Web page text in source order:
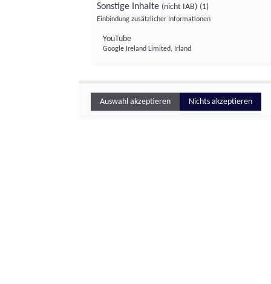
Sonstige Inhalte (nicht IAB) (1)
Einbindung zusätzlicher Informationen
YouTube
Google Ireland Limited, Irland
Auswahl akzeptieren Nichts akzeptieren